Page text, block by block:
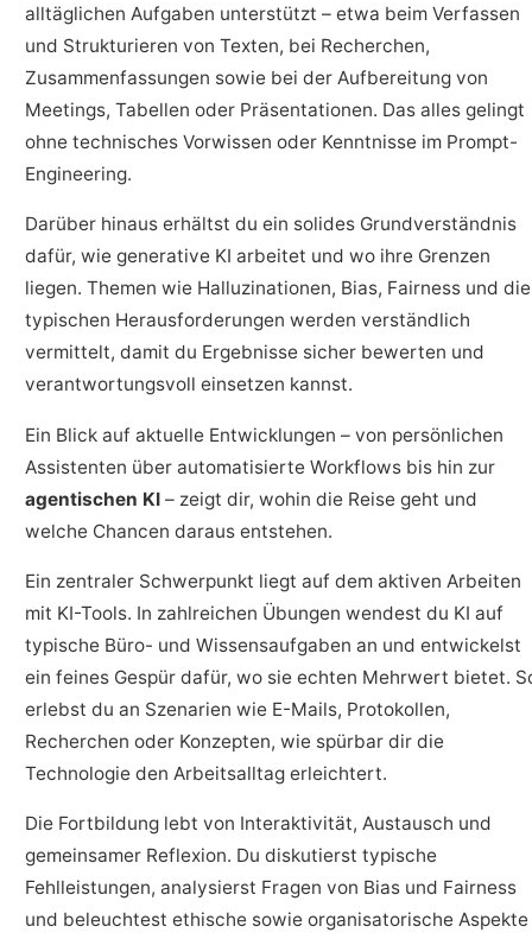
alltäglichen Aufgaben unterstützt – etwa beim Verfassen
und Strukturieren von Texten, bei Recherchen,
Zusammenfassungen sowie bei der Aufbereitung von
Meetings, Tabellen oder Präsentationen. Das alles gelingt
ohne technisches Vorwissen oder Kenntnisse im Prompt-
Engineering.
Darüber hinaus erhältst du ein solides Grundverständnis
dafür, wie generative KI arbeitet und wo ihre Grenzen
liegen. Themen wie Halluzinationen, Bias, Fairness und die
typischen Herausforderungen werden verständlich
vermittelt, damit du Ergebnisse sicher bewerten und
verantwortungsvoll einsetzen kannst.
Ein Blick auf aktuelle Entwicklungen – von persönlichen
Assistenten über automatisierte Workflows bis hin zur
agentischen KI – zeigt dir, wohin die Reise geht und
welche Chancen daraus entstehen.
Ein zentraler Schwerpunkt liegt auf dem aktiven Arbeiten
mit KI-Tools. In zahlreichen Übungen wendest du KI auf
typische Büro- und Wissensaufgaben an und entwickelst
ein feines Gespür dafür, wo sie echten Mehrwert bietet.
erlebst du an Szenarien wie E-Mails, Protokollen,
Recherchen oder Konzepten, wie spürbar dir die
Technologie den Arbeitsalltag erleichtert.
Die Fortbildung lebt von Interaktivität, Austausch und
gemeinsamer Reflexion. Du diskutierst typische
Fehlleistungen, analysierst Fragen von Bias und Fairness
und beleuchtest ethische sowie organisatorische Aspekte